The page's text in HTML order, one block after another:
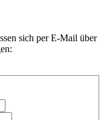
sich per E-Mail über